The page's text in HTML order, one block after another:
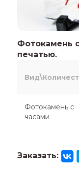
Фотокамень
печатью.
Фотокамень с
часами
Заказать: